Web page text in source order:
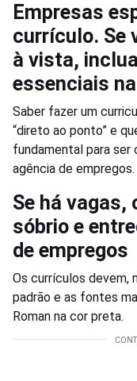
Empresas
currículo. Se
à vista,
essenciais
Saber fazer um
“direto ao ponto” e
fundamental para ser
agência de empregos.
Se há
sóbrio e
de empregos
Os currículos devem,
padrão e as fontes
Roman na cor preta.